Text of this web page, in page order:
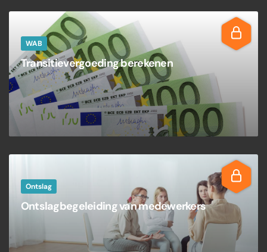
WAB
Transitievergoeding berekenen
Ontslag
Ontslagbegeleiding van medewerkers